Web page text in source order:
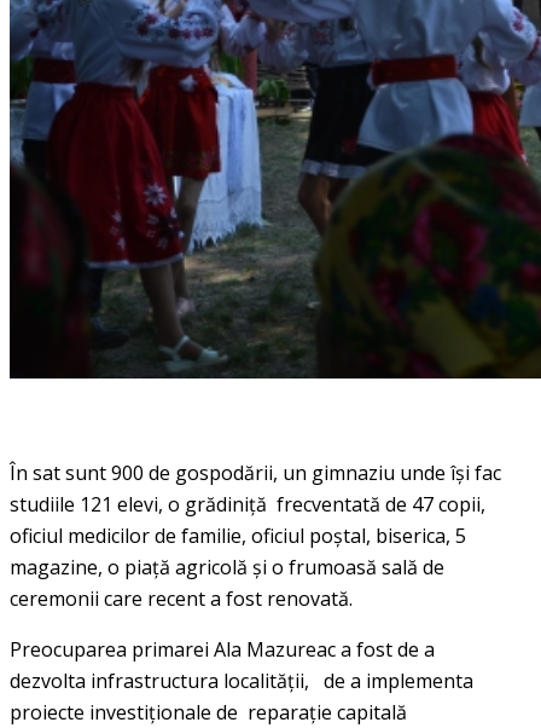
În sat sunt 900 de gospodării, un gimnaziu unde îşi fac
studiile 121 elevi, o grădiniţă frecventată de 47 copii,
oficiul medicilor de familie, oficiul poştal, biserica, 5
magazine, o piaţă agricolă şi o frumoasă sală de
ceremonii care recent a fost renovată.
Preocuparea primarei Ala Mazureac a fost de a
dezvolta infrastructura localităţii, de a implementa
proiecte investiţionale de reparaţie capitală